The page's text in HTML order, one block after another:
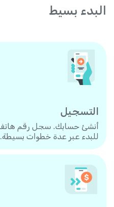
البدء بسيط
التسجيل
للبدء عبر عدة خطوات بسيطة.